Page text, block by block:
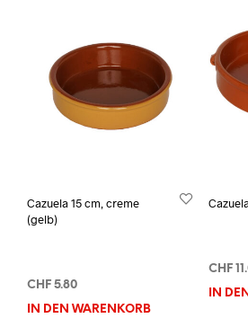
Cazuela 15 cm, creme
(gelb)
CHF 5.80
IN DEN WARENKORB
CHF
IN